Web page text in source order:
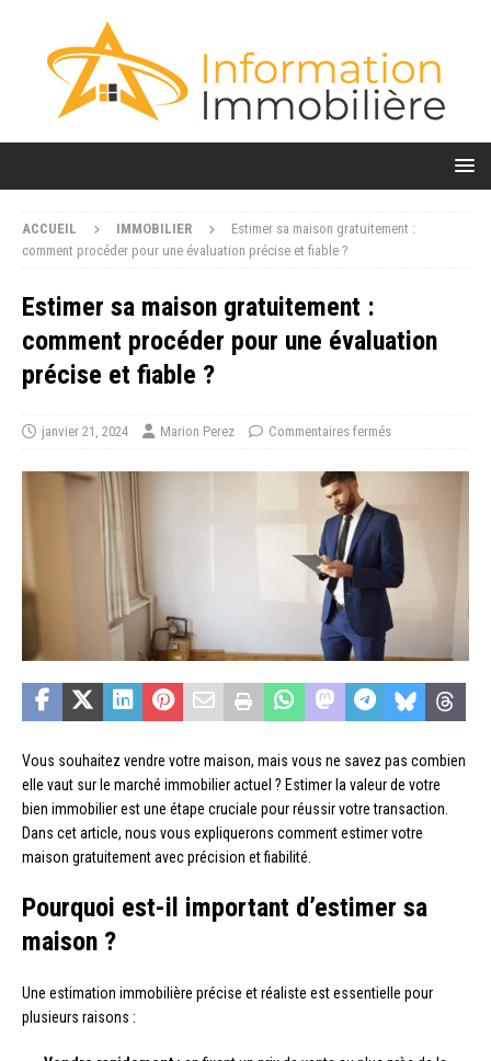
ACCUEIL IMMOBILIER
Estimer sa maison gratuitement :
comment procéder pour une évaluation précise et fiable ?
Estimer sa maison gratuitement :
comment procéder pour une évaluation
précise et fiable ?
janvier 21, 2024 Marion Perez Commentaires fermés
Vous souhaitez vendre votre maison, mais vous ne savez pas combien
elle vaut sur le marché immobilier actuel ? Estimer la valeur de votre
bien immobilier est une étape cruciale pour réussir votre transaction.
Dans cet article, nous vous expliquerons comment estimer votre
maison gratuitement avec précision et fiabilité.
Pourquoi est-il important d’estimer sa
maison ?
Une estimation immobilière précise et réaliste est essentielle pour
plusieurs raisons :